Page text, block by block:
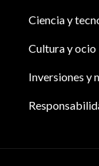
Ciencia y
Cultura y ocio
Inversiones y